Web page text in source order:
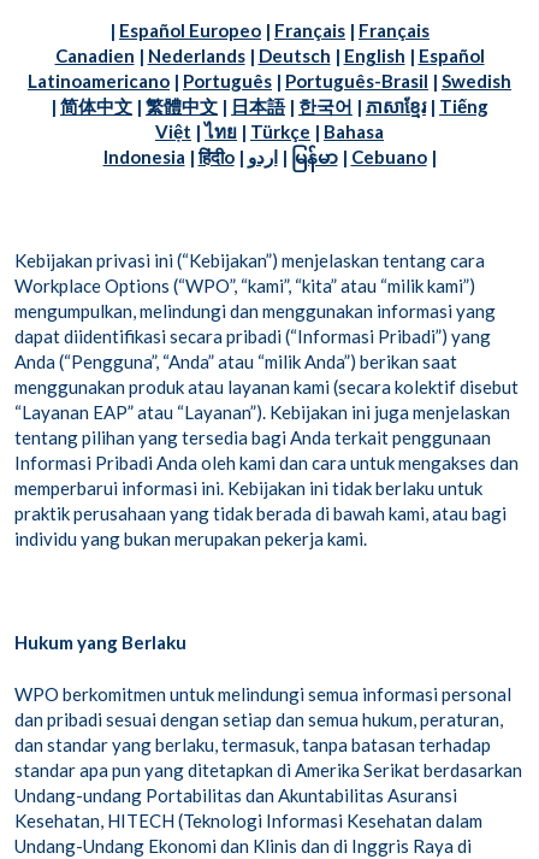
| Español Europeo | Français | Français
Canadien | Nederlands| Deutsch | English | Español
Latinoamericano | Português | Português-Brasil | Swedish
| 简体中文 | 繁體中文 | 日本語| 한국어 | ភាសាខ្មែរ| Tiếng
Việt |ไทย | Türkçe | Bahasa
Indonesia |हिंदीo| اردو| မြန်မာ| Cebuano|
Kebijakan privasi ini (“Kebijakan”) menjelaskan tentang cara
Workplace Options (“WPO”, “kami”, “kita” atau “milik kami”)
mengumpulkan, melindungi dan menggunakan informasi yang
dapat diidentifikasi secara pribadi (“Informasi Pribadi”) yang
Anda (“Pengguna”, “Anda” atau “milik Anda”) berikan saat
menggunakan produk atau layanan kami (secara kolektif disebut
“Layanan EAP” atau “Layanan”). Kebijakan ini juga menjelaskan
tentang pilihan yang tersedia bagi Anda terkait penggunaan
Informasi Pribadi Anda oleh kami dan cara untuk mengakses dan
memperbarui informasi ini. Kebijakan ini tidak berlaku untuk
praktik perusahaan yang tidak berada di bawah kami, atau bagi
individu yang bukan merupakan pekerja kami.
Hukum yang Berlaku
WPO berkomitmen untuk melindungi semua informasi personal
dan pribadi sesuai dengan setiap dan semua hukum, peraturan,
dan standar yang berlaku, termasuk, tanpa batasan terhadap
standar apa pun yang ditetapkan di Amerika Serikat berdasarkan
Undang-undang Portabilitas dan Akuntabilitas Asuransi
Kesehatan, HITECH (Teknologi Informasi Kesehatan dalam
Undang-Undang Ekonomi dan Klinis dan di Inggris Raya di